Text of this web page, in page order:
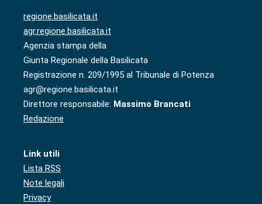
regione.basilicata.it
agr.regione.basilicata.it
Agenzia stampa della
Giunta Regionale della Basilicata
Registrazione n. 209/1995 al Tribunale di Potenza
agr@regione.basilicata.it
Direttore responsabile: Massimo Brancati
Redazione
Link utili
Lista RSS
Note legali
Privacy